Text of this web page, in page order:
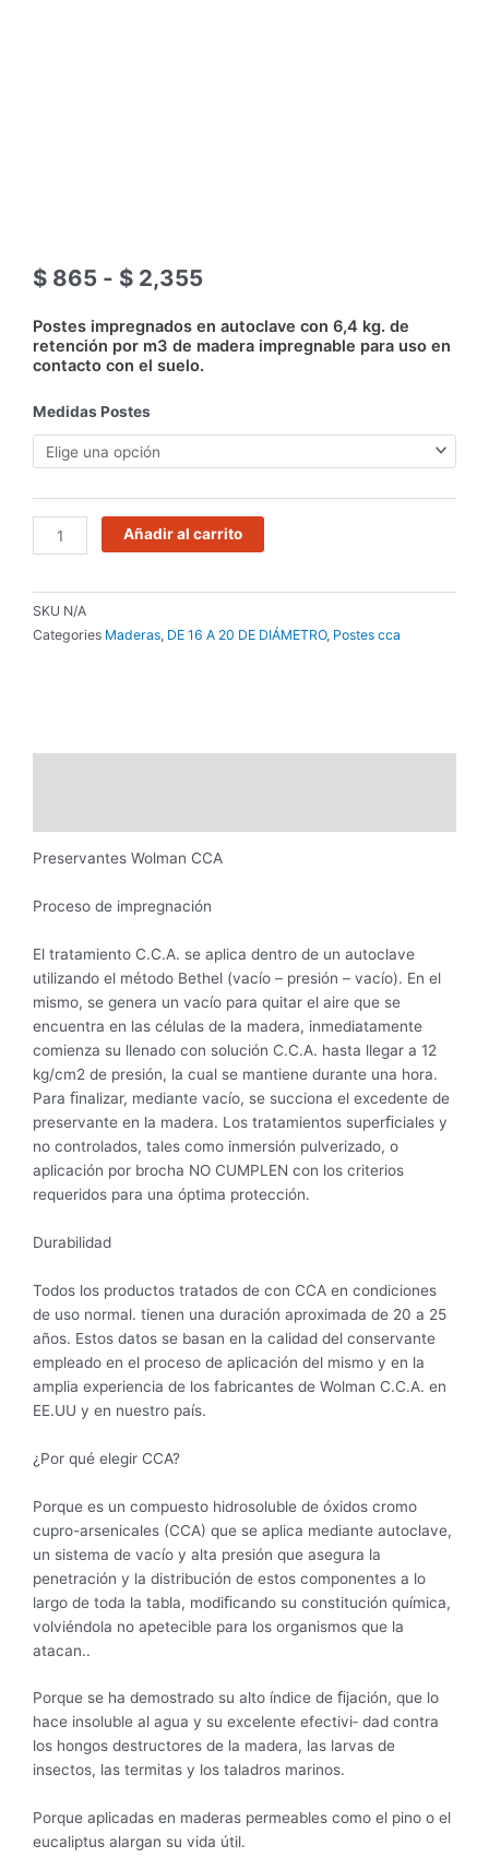
$ 865 - $ 2,355
precios:
desde
$ 865
Postes impregnados en autoclave con 6,4 kg. de
retención por m3 de madera impregnable para uso en
contacto con el suelo.
Medidas Postes
POSTES
CCA
EUCALIPTO
DE
A
cantidad
Añadir al carrito
SKU N/A
Categories Maderas, DE 16 A 20 DE DIÁMETRO, Postes cca
Preservantes Wolman CCA
Proceso de impregnación
El tratamiento C.C.A. se aplica dentro de un autoclave
utilizando el método Bethel (vacío – presión – vacío). En el
mismo, se genera un vacío para quitar el aire que se
encuentra en las células de la madera, inmediatamente
comienza su llenado con solución C.C.A. hasta llegar a 12
kg/cm2 de presión, la cual se mantiene durante una hora.
Para ﬁnalizar, mediante vacío, se succiona el excedente de
preservante en la madera. Los tratamientos superﬁciales y
no controlados, tales como inmersión pulverizado, o
aplicación por brocha NO CUMPLEN con los criterios
requeridos para una óptima protección.
Durabilidad
Todos los productos tratados de con CCA en condiciones
de uso normal. tienen una duración aproximada de 20 a 25
años. Estos datos se basan en la calidad del conservante
empleado en el proceso de aplicación del mismo y en la
amplia experiencia de los fabricantes de Wolman C.C.A. en
EE.UU y en nuestro país.
¿Por qué elegir CCA?
Porque es un compuesto hidrosoluble de óxidos cromo
cupro-arsenicales (CCA) que se aplica mediante autoclave,
un sistema de vacío y alta presión que asegura la
penetración y la distribución de estos componentes a lo
largo de toda la tabla, modiﬁcando su constitución química,
volviéndola no apetecible para los organismos que la
atacan..
Porque se ha demostrado su alto índice de ﬁjación, que lo
hace insoluble al agua y su excelente efectivi‐ dad contra
los hongos destructores de la madera, las larvas de
insectos, las termitas y los taladros marinos.
Porque aplicadas en maderas permeables como el pino o el
eucaliptus alargan su vida útil.